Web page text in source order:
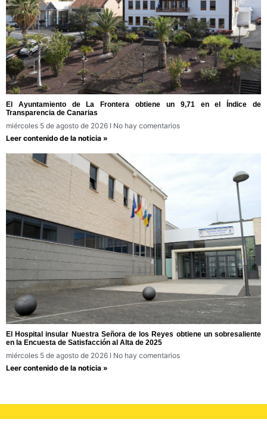
El Ayuntamiento de La Frontera obtiene un 9,71 en el Índice de
Transparencia de Canarias
miércoles 5 de agosto de 2026
No hay comentarios
Leer contenido de la noticia »
El Hospital insular Nuestra Señora de los Reyes obtiene un sobresaliente
en la Encuesta de Satisfacción al Alta de 2025
miércoles 5 de agosto de 2026
No hay comentarios
Leer contenido de la noticia »